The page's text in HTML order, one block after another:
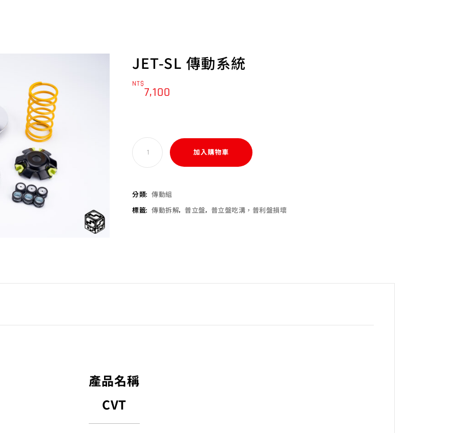
JET-SL 傳動系統
NT$
7,100
加入購物車
分類: 傳動組
標籤: 傳動拆解, 普立盤, 普立盤吃溝，普利盤損壞
產品名稱
CVT